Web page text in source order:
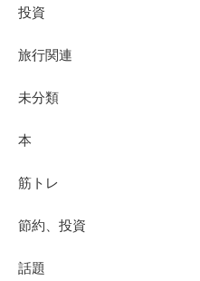
投資
旅行関連
未分類
本
筋トレ
節約、投資
話題